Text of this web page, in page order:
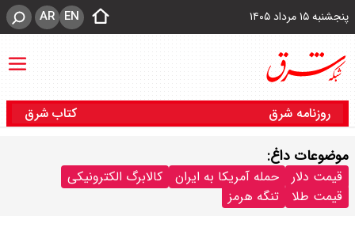
پنجشنبه ۱۵ مرداد ۱۴۰۵ EN
AR
روزنامه شرق کتاب شرق
موضوعات داغ:
قیمت دلار حمله آمریکا به ایران
کالابرگ الکترونیکی
قیمت طلا
تنگه هرمز